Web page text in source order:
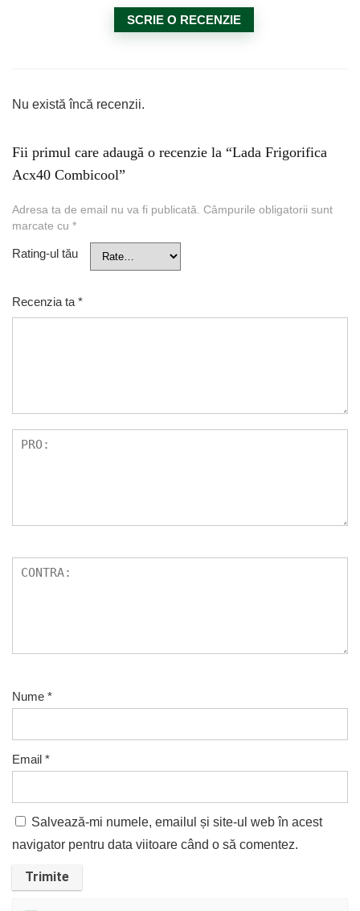
SCRIE O RECENZIE
Nu există încă recenzii.
Fii primul care adaugă o recenzie la “Lada Frigorifica
Acx40 Combicool”
Adresa ta de email nu va fi publicată. Câmpurile obligatorii sunt
marcate cu *
Rating-ul tău
Recenzia ta *
Nume *
Email *
Salvează-mi numele, emailul și site-ul web în acest
navigator pentru data viitoare când o să comentez.